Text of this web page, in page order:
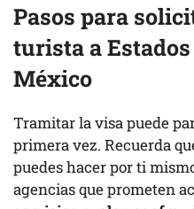
Pasos para
turista a
México
Tramitar la visa puede
primera vez. Recuerda
puedes hacer por ti
agencias que prometen